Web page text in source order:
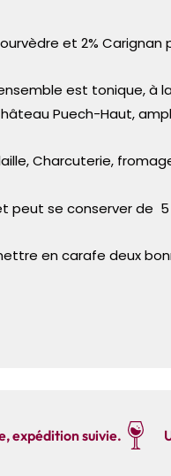
et 2% Carignan
est tonique,
Puech-Haut,
Charcuterie,
peut se conserver de 5
en carafe deux
expédition suivie.